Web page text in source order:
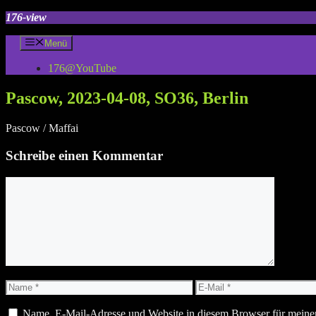
Zum
springen
176-view
Menü
176@YouTube
Pascow, 2023-04-08, SO36, Berlin
Pascow / Maffai
Schreibe einen Kommentar
Name
E-
Mail
Name, E-Mail-Adresse und Website in diesem Browser für